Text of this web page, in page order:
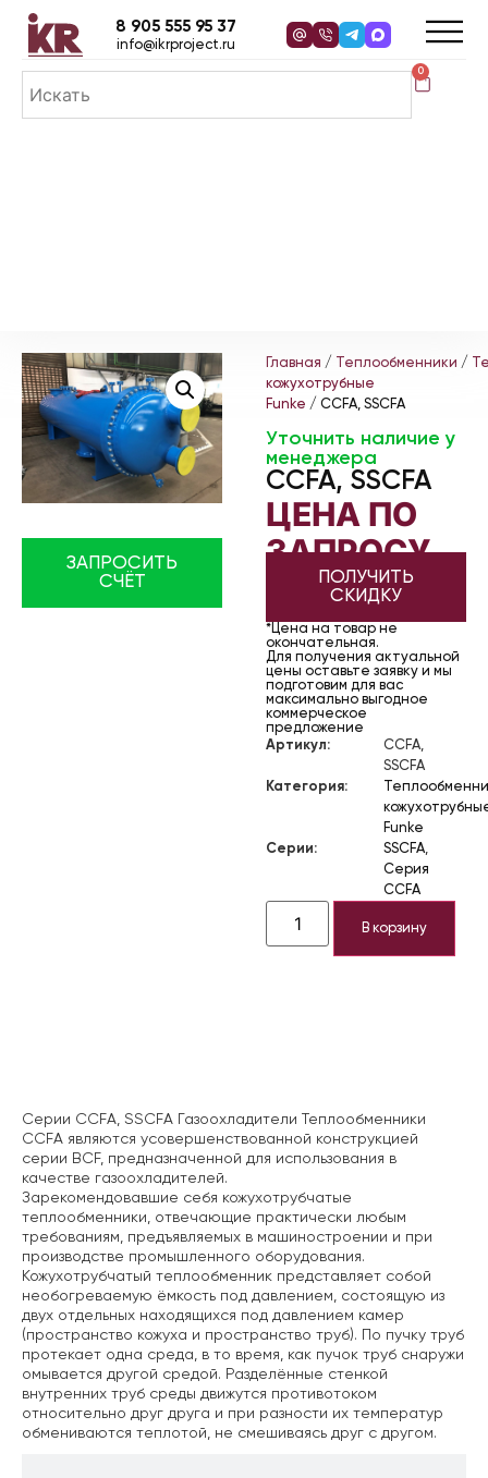
0
8 905 555 95 37
info@ikrproject.ru
ЗАПРОСИТЬ
СЧЁТ
Главная / Теплообменники /
кожухотрубные
Funke / CCFA, SSCFA
Уточнить наличие у
менеджера
CCFA, SSCFA
ЦЕНА ПО
ЗАПРОСУ
ПОЛУЧИТЬ
СКИДКУ
*Цена на товар не
окончательная.
Для получения актуальной
цены оставьте заявку и мы
подготовим для вас
максимально выгодное
коммерческое
предложение
Артикул:
CCFA,
SSCFA
Категория:
Funke
Серии:
SSCFA,
Серия
CCFA
В корзину
Серии CCFA, SSCFA Газоохладители Теплообменники
CCFA являются усовершенствованной конструкцией
серии BCF, предназначенной для использования в
качестве газоохладителей.
Зарекомендовавшие себя кожухотрубчатые
теплообменники, отвечающие практически любым
требованиям, предъявляемых в машиностроении и при
производстве промышленного оборудования.
Кожухотрубчатый теплообменник представляет собой
необогреваемую ёмкость под давлением, состоящую из
двух отдельных находящихся под давлением камер
(пространство кожуха и пространство труб). По пучку труб
протекает одна среда, в то время, как пучок труб снаружи
омывается другой средой. Разделённые стенкой
внутренних труб среды движутся противотоком
относительно друг друга и при разности их температур
обмениваются теплотой, не смешиваясь друг с другом.